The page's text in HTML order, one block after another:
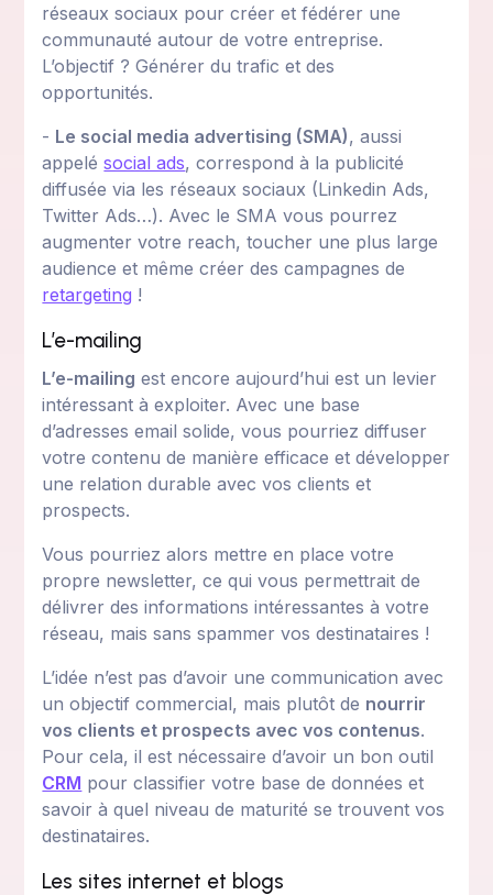
réseaux sociaux pour créer et fédérer une
communauté autour de votre entreprise.
L’objectif ? Générer du trafic et des
opportunités.
- Le social media advertising (SMA), aussi
appelésocial ads, correspond à la publicité
diffusée via les réseaux sociaux (Linkedin Ads,
Twitter Ads…). Avec le SMA vous pourrez
augmenter votre reach, toucher une plus large
audience et même créer des campagnes de
retargeting !
L’e-mailing
L’e-mailing est encore aujourd’hui est un levier
intéressant à exploiter. Avec une base
d’adresses email solide, vous pourriez diffuser
votre contenu de manière efficace et développer
une relation durable avec vos clients et
prospects.
Vous pourriez alors mettre en place votre
propre newsletter, ce qui vous permettrait de
délivrer des informations intéressantes à votre
réseau, mais sans spammer vos destinataires !
L’idée n’est pas d’avoir une communication avec
un objectif commercial, mais plutôt de nourrir
vos clients et prospects avec vos contenus.
Pour cela, il est nécessaire d’avoir un bon outil
CRM pour classifier votre base de données et
savoir à quel niveau de maturité se trouvent vos
destinataires.
Les sites internet et blogs